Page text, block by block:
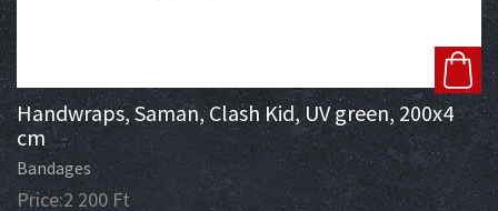
Handwraps, Saman, Clash Kid, UV green, 200x4
cm
Bandages
Price:2 200 Ft